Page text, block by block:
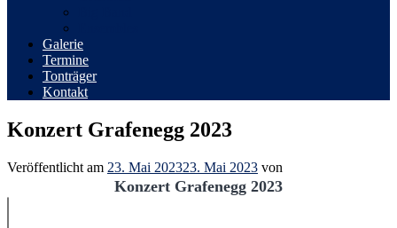
Galerie
Termine
Tonträger
Kontakt
Konzert Grafenegg 2023
Veröffentlicht am 23. Mai 202323. Mai 2023 von
Konzert Grafenegg 2023